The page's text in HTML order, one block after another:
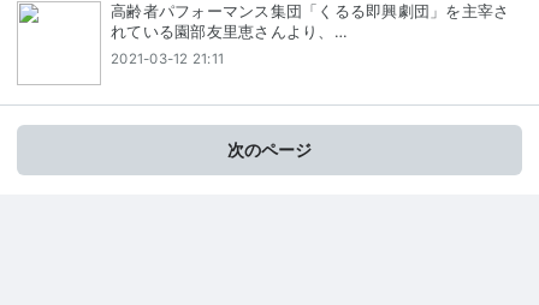
高齢者パフォーマンス集団「くるる即興劇団」を主宰さ
れている園部友里恵さんより、…
2021-03-12 21:11
次のページ